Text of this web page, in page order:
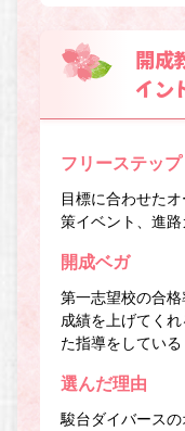
開成
イン
フリーステッ
目標に合わせた
策イベント、進路
開成ベガ
第一志望校の合
成績を上げてく
た指導をしている
選んだ理由
駿台ダイバース